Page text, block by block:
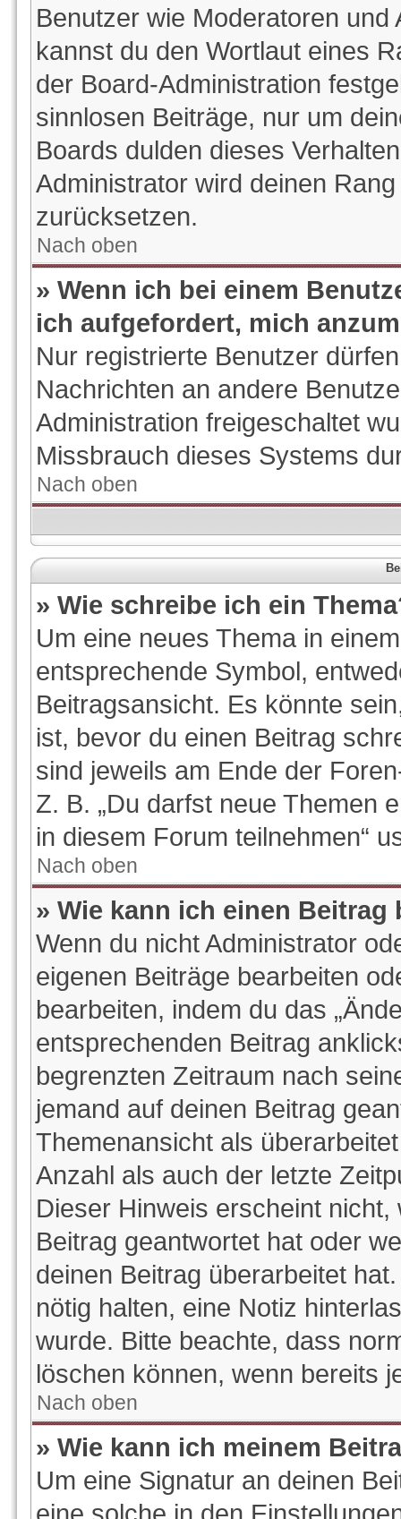
Benutzer wie Moderatoren
kannst du den Wortlaut eines
der Board-Administration
sinnlosen Beiträge, nur um
Boards dulden dieses
Administrator wird deinen
zurücksetzen.
Nach oben
» Wenn ich bei einem
ich aufgefordert, mich
Nur registrierte Benutzer
Nachrichten an andere
Administration freigeschaltet
Missbrauch dieses Systems
Nach oben
» Wie schreibe ich ein
Um eine neues Thema in
entsprechende Symbol,
Beitragsansicht. Es könnte
ist, bevor du einen Beitrag
sind jeweils am Ende der
Z. B. „Du darfst neue Themen
in diesem Forum teilnehmen“
Nach oben
» Wie kann ich einen
Wenn du nicht Administrator
eigenen Beiträge bearbeiten
bearbeiten, indem du das
entsprechenden Beitrag
begrenzten Zeitraum nach
jemand auf deinen Beitrag
Themenansicht als
Anzahl als auch der letzte
Dieser Hinweis erscheint
Beitrag geantwortet hat oder
deinen Beitrag überarbeitet
nötig halten, eine Notiz
wurde. Bitte beachte, dass
löschen können, wenn bereits
Nach oben
» Wie kann ich meinem
Um eine Signatur an deinen